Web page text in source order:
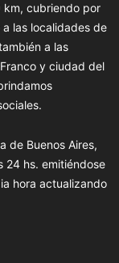
cubriendo por
las localidades de
a las
y ciudad del
de Buenos Aires,
24 hs. emitiéndose
hora actualizando